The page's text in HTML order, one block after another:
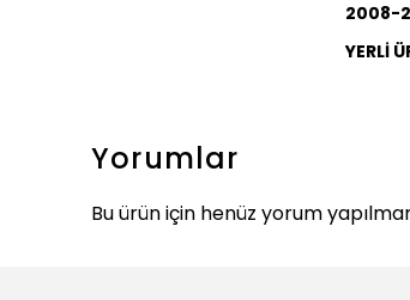
2008-
YERLİ
Yorumlar
Bu ürün için henüz yorum